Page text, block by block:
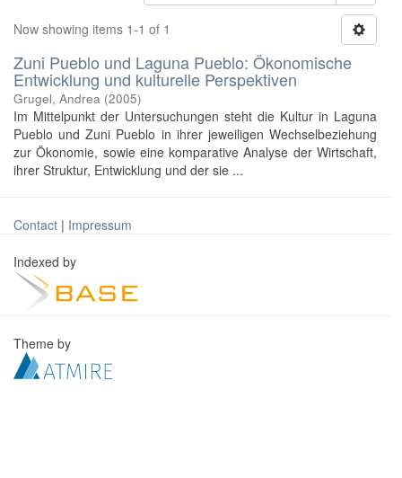
Now showing items 1-1 of 1
Zuni Pueblo und Laguna Pueblo: Ökonomische
Entwicklung und kulturelle Perspektiven
Grugel, Andrea (2005)
Im Mittelpunkt der Untersuchungen steht die Kultur in Laguna
Pueblo und Zuni Pueblo in ihrer jeweiligen Wechselbeziehung
zur Ökonomie, sowie eine komparative Analyse der Wirtschaft,
ihrer Struktur, Entwicklung und der sie ...
Contact | Impressum
Indexed by
Theme by